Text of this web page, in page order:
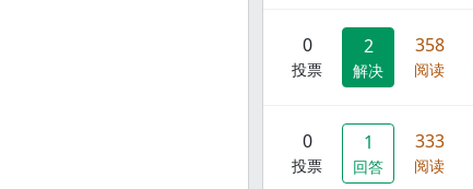
0
投票
2
解决
358
阅读
0
投票
1
回答
333
阅读